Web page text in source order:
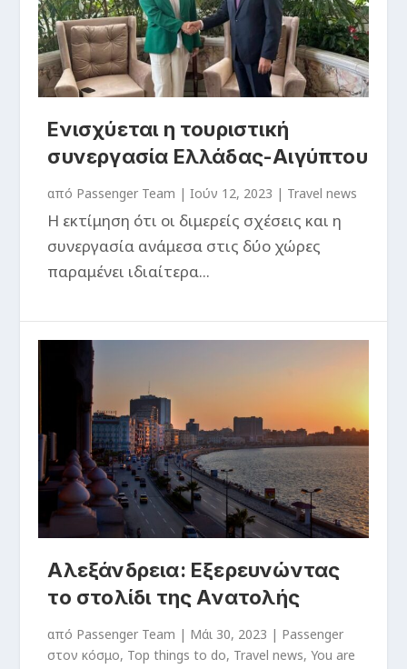
Ενισχύεται η τουριστική
συνεργασία Ελλάδας-Αιγύπτου
από Passenger Team |Ιούν 12, 2023 | Travel news
Η εκτίμηση ότι οι διμερείς σχέσεις και η
συνεργασία ανάμεσα στις δύο χώρες
παραμένει ιδιαίτερα...
Αλεξάνδρεια: Εξερευνώντας
το στολίδι της Ανατολής
από Passenger Team | Μάι 30, 2023 | Passenger
στον κόσμο, Top things to do, Travel news,You are